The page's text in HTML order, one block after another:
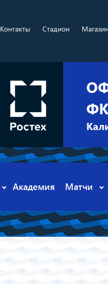
Контакты Стадион Магазин
Академия Матчи